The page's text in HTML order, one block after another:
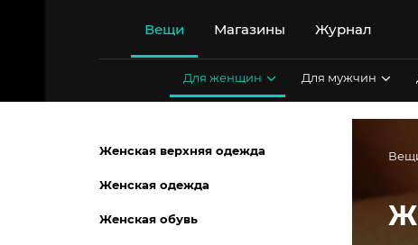
Вещи Магазины Журнал
Для женщин Для мужчин
Женская верхняя одежда
Женская одежда
Женская обувь